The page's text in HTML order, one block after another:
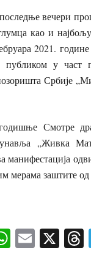
вечери
као и најбољу
2021.
публиком у част
Србије
Смотре
„Живка
манифестација
мерама заштите од
Email
X